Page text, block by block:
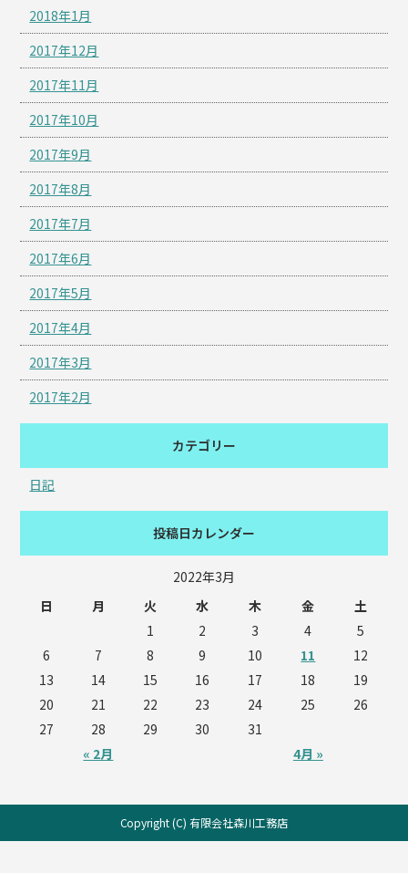
2018年1月
2017年12月
2017年11月
2017年10月
2017年9月
2017年8月
2017年7月
2017年6月
2017年5月
2017年4月
2017年3月
2017年2月
カテゴリー
日記
投稿日カレンダー
2022年3月
日
月 火 水 木 金 土
« 2月 4月 »
1 2 3 4
5
6
7 8 9 10 11
12
13
14 15 16 17 18
19
20
21 22 23 24 25
26
27
28 29 30 31
Copyright (C) 有限会社森川工務店